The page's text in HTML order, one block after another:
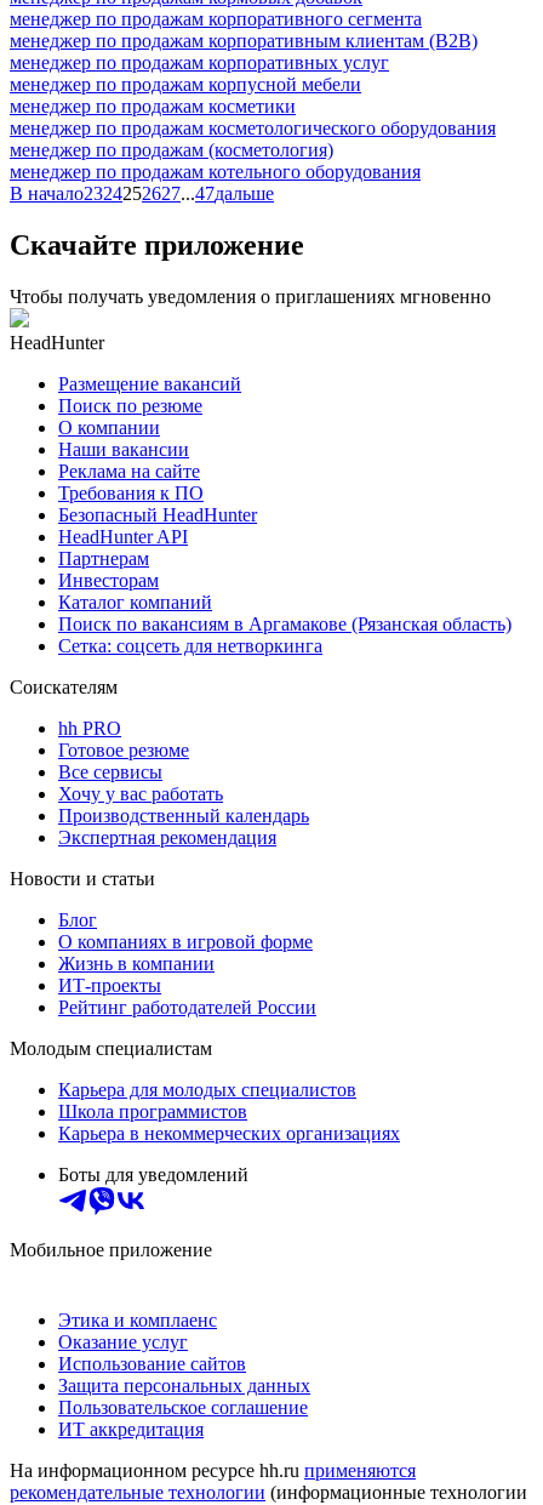
менеджер по продажам корпоративного сегмента
менеджер по продажам корпоративным клиентам (B2B)
менеджер по продажам корпоративных услуг
менеджер по продажам корпусной мебели
менеджер по продажам косметики
менеджер по продажам косметологического оборудования
менеджер по продажам (косметология)
менеджер по продажам котельного оборудования
В начало2324252627...47дальше
Скачайте приложение
Чтобы получать уведомления о приглашениях мгновенно
HeadHunter
Размещение вакансий
Поиск по резюме
О компании
Наши вакансии
Реклама на сайте
Требования к ПО
Безопасный HeadHunter
HeadHunter API
Партнерам
Инвесторам
Каталог компаний
Поиск по вакансиям в Аргамакове (Рязанская область)
Сетка: соцсеть для нетворкинга
Соискателям
hh PRO
Готовое резюме
Все сервисы
Хочу у вас работать
Производственный календарь
Экспертная рекомендация
Новости и статьи
Блог
О компаниях в игровой форме
Жизнь в компании
ИТ-проекты
Рейтинг работодателей России
Молодым специалистам
Карьера для молодых специалистов
Школа программистов
Карьера в некоммерческих организациях
Боты для уведомлений
Мобильное приложение
Этика и комплаенс
Оказание услуг
Использование сайтов
Защита персональных данных
Пользовательское соглашение
ИТ аккредитация
На информационном ресурсе hh.ru применяются
рекомендательные технологии (информационные технологии